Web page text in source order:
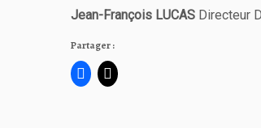
Jean-François LUCAS Directeur
Partager :